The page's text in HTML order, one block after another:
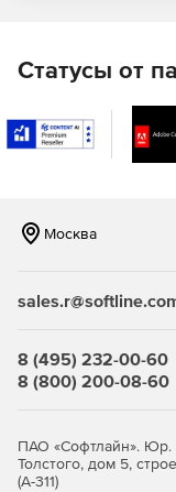
скрипты для
Основные
Выявление
Создание
Статусы от
Москва
8 (495) 232-00-60
8 (800) 200-08-60
ПАО «Софтлайн». Юр.
Толстого, дом 5,
(А-311)